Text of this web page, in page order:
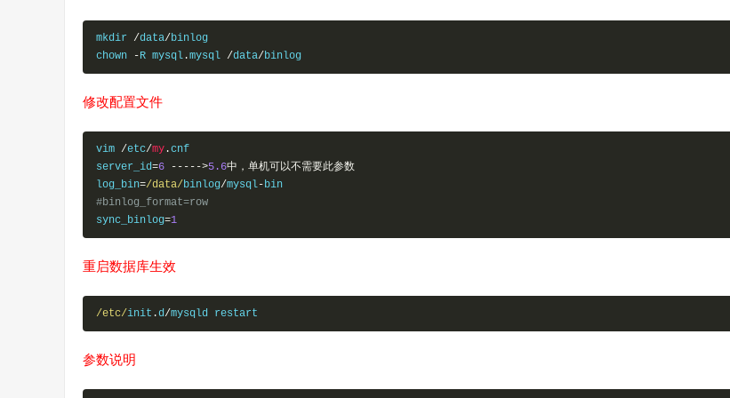
mkdir /data/binlog
chown
-R mysql .mysql /data/binlog
修改配置文件
vim /etc/my .cnf
server_id=6 ----->5.6中，单机可以不需要此参数
log_bin=/data/binlog/mysql-
#binlog_format=row
sync_binlog=1
重启数据库生效
/etc/init .d/mysqld restart
参数说明